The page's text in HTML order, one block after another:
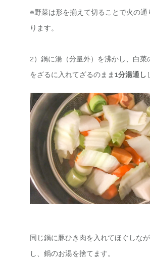
※野菜は形を揃えて切ることで火の通
ります。
2）鍋に湯（分量外）を沸かし、白菜
をざるに入れてざるのまま1分湯通し
同じ鍋に豚ひき肉を入れてほぐしな
し、鍋のお湯を捨てます。